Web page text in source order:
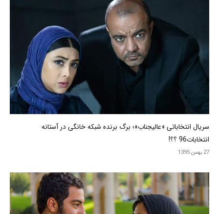
سریال انتخاباتی «عالیجناب»؛ برگ برنده شبکه خانگی در آستانه
انتخابات96 ؟؟!
27 بهمن 1395